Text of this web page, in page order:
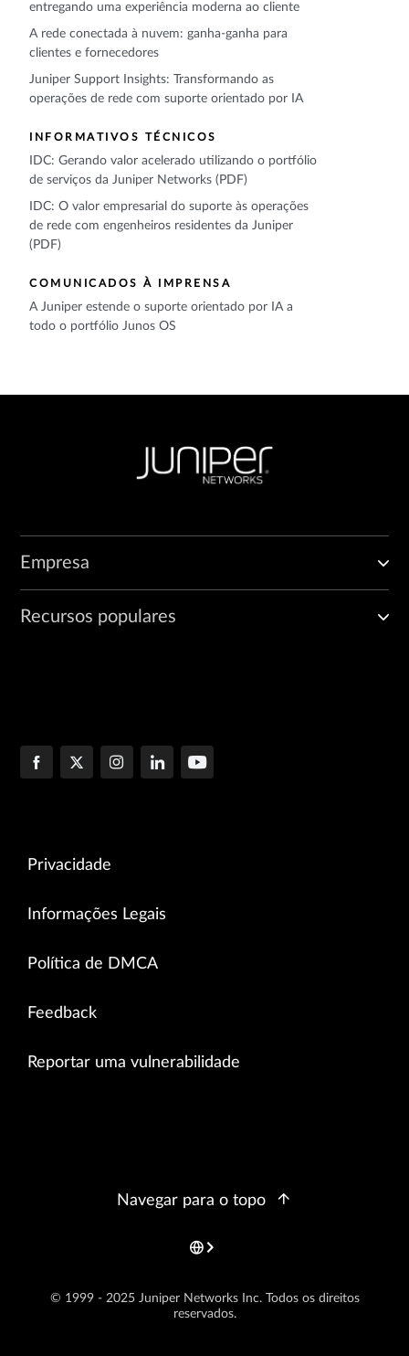
entregando uma experiência moderna ao cliente
A rede conectada à nuvem: ganha-ganha para
clientes e fornecedores
Juniper Support Insights: Transformando as
operações de rede com suporte orientado por IA
INFORMATIVOS TÉCNICOS
IDC: Gerando valor acelerado utilizando o portfólio
de serviços da Juniper Networks (PDF)
IDC: O valor empresarial do suporte às operações
de rede com engenheiros residentes da Juniper
(PDF)
COMUNICADOS À IMPRENSA
A Juniper estende o suporte orientado por IA a
todo o portfólio Junos OS
Empresa
Recursos populares
Privacidade
Informações Legais
Política de DMCA
Feedback
Reportar uma vulnerabilidade
© 1999 - 2025 Juniper Networks Inc. Todos os direitos
reservados.
Navegar para o topo